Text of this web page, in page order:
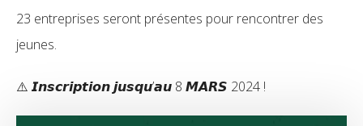
23 entreprises seront présentes pour rencontrer des
jeunes.
⚠️ 𝙄𝙣𝙨𝙘𝙧𝙞𝙥𝙩𝙞𝙤𝙣 𝙟𝙪𝙨𝙦𝙪’𝙖𝙪 8 𝙈𝘼𝙍𝙎 2024 !